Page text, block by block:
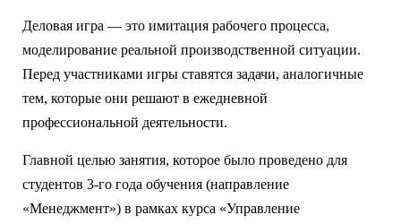
Деловая игра — это имитация рабочего процесса,
моделирование реальной производственной ситуации.
Перед участниками игры ставятся задачи, аналогичные
тем, которые они решают в ежедневной
профессиональной деятельности.
Главной целью занятия, которое было проведено для
студентов 3-го года обучения (направление
«Менеджмент») в рамках курса «Управление